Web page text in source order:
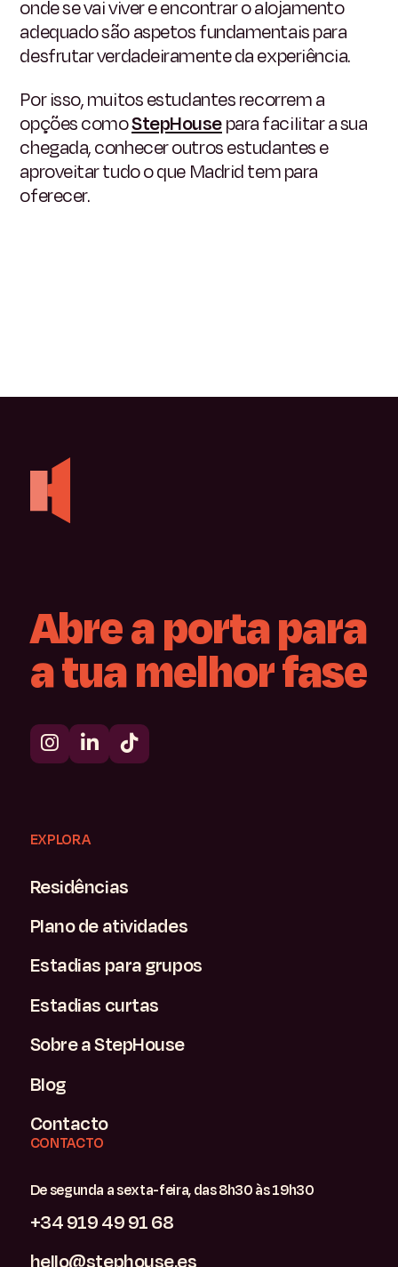
onde se vai viver e encontrar o alojamento
adequado são aspetos fundamentais para
desfrutar verdadeiramente da experiência.
Por isso, muitos estudantes recorrem a
opções comoStepHousepara facilitar a sua
chegada, conhecer outros estudantes e
aproveitar tudo o que Madrid tem para
oferecer.
Abreaportapara
atuamelhorfase
EXPLORA
Residências
Plano de atividades
Estadias para grupos
Estadias curtas
Sobre a StepHouse
Blog
Contacto
CONTACTO
De segunda a sexta-feira, das 8h30 às 19h30
+34 919 49 91 68
hello@stephouse.es